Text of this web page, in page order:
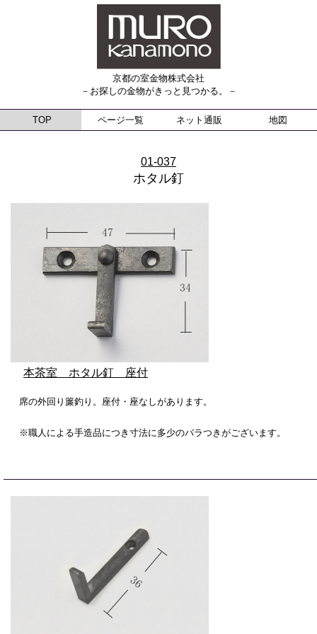
京都の室金物株式会社
－お探しの金物がきっと見つかる。－
TOP ページ一覧 ネット通販 地図
01-037
ホタル釘
本茶室 ホタル釘 座付
席の外回り簾釣り。座付・座なしがあります。
※職人による手造品につき寸法に多少のバラつきがございます。